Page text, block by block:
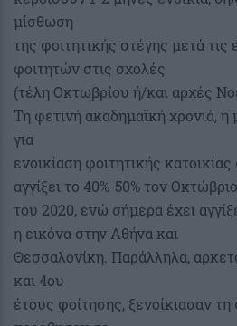
μίσθωση
της φοιτητικής στέγης μετά
φοιτητών στις σχολές
(τέλη Οκτωβρίου ή/και αρχές
Τη φετινή ακαδημαϊκή χρονιά,
για
ενοικίαση φοιτητικής
αγγίξει το 40%-50% τον Οκτώβριο
του 2020, ενώ σήμερα έχει
η εικόνα στην Αθήνα και
Θεσσαλονίκη. Παράλληλα,
και 4ου
έτους φοίτησης, ξενοίκιασαν τη